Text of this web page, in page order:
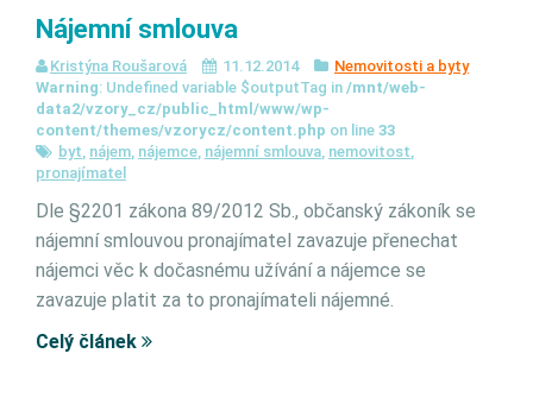
Nájemní smlouva
Kristýna Roušarová 11.12.2014
Nemovitosti a byty
Warning: Undefined variable $outputTag in /mnt/web-
data2/vzory_cz/public_html/www/wp-
content/themes/vzorycz/content.php on line 33
byt, nájem, nájemce, nájemní smlouva, nemovitost,
pronajímatel
Dle §2201 zákona 89/2012 Sb., občanský zákoník se
nájemní smlouvou pronajímatel zavazuje přenechat
nájemci věc k dočasnému užívání a nájemce se
zavazuje platit za to pronajímateli nájemné.
Celý článek